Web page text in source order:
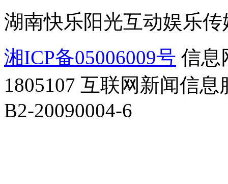
湖南快乐阳光互动娱乐
湘ICP备05006009号 信息
1805107 互联网新闻信息
B2-20090004-6